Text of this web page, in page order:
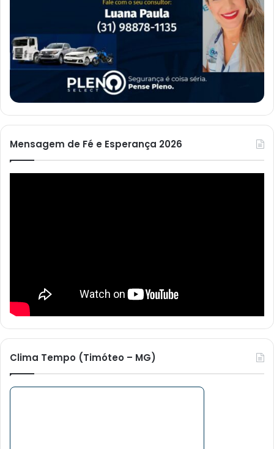
Mensagem de Fé e Esperança 2026
Clima Tempo (Timóteo – MG)